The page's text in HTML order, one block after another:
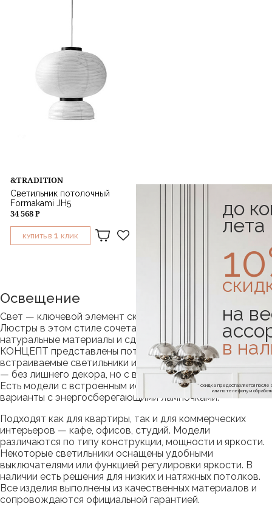
&TRADITION
Светильник потолочный
Formakami JH5
34 568 ₽
КУПИТЬ В 1 КЛИК
Освещение
Свет — ключевой элемент скандинавского интерьера.
Люстры в этом стиле сочетают простую геометрию,
натуральные материалы и сдержанную палитру. В НОРД
КОНЦЕПТ представлены потолочные, подвесные и
встраиваемые светильники из стекла, металла и дерева
— без лишнего декора, но с выразительными формами.
Есть модели с встроенным источником света, а также
варианты с энергосберегающими лампочками.
Подходят как для квартиры, так и для коммерческих
интерьеров — кафе, офисов, студий. Модели
различаются по типу конструкции, мощности и яркости.
Некоторые светильники оснащены удобными
выключателями или функцией регулировки яркости. В
наличии есть решения для низких и натяжных потолков.
Все изделия выполнены из качественных материалов и
сопровождаются официальной гарантией.
до
лета
на
в
* скидка предоставляется
или по телефону и